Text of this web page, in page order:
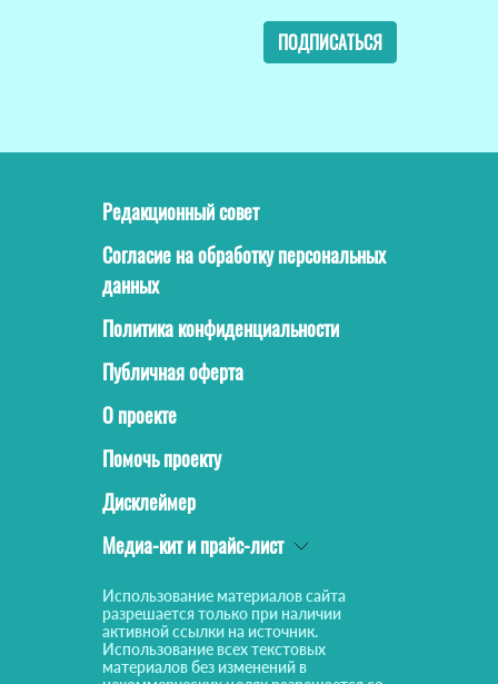
ПОДПИСАТЬСЯ
Редакционный совет
Согласие на обработку персональных
данных
Политика конфиденциальности
Публичная оферта
О проекте
Помочь проекту
Дисклеймер
Медиа-кит и прайс-лист
Использование материалов сайта
разрешается только при наличии
активной ссылки на источник.
Использование всех текстовых
материалов без изменений в